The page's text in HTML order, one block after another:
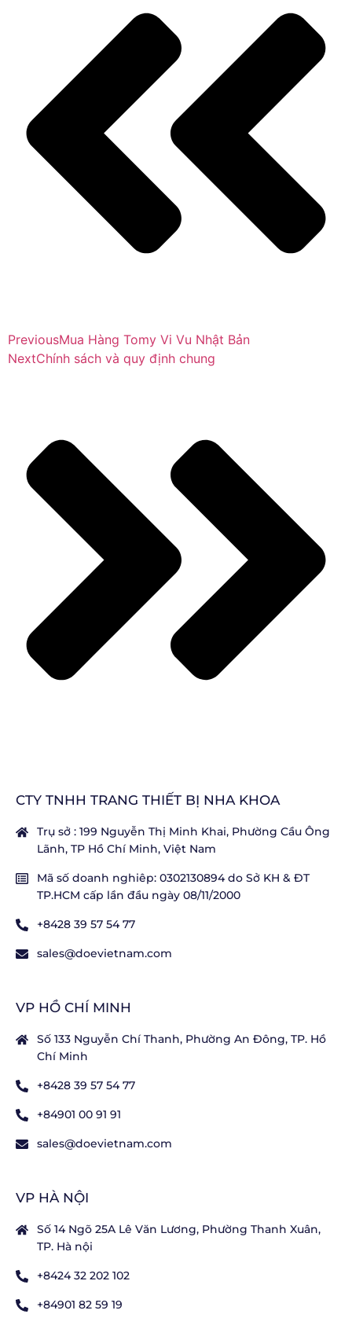
PreviousMua Hàng Tomy Vi Vu Nhật Bản
NextChính sách và quy định chung
CTY TNHH TRANG THIẾT BỊ NHA KHOA
Trụ sở : 199 Nguyễn Thị Minh Khai, Phường Cầu Ông
Lãnh, TP Hồ Chí Minh, Việt Nam
Mã số doanh nghiêp: 0302130894 do Sở KH & ĐT
TP.HCM cấp lần đầu ngày 08/11/2000
+8428 39 57 54 77
sales@doevietnam.com
VP HỒ CHÍ MINH
Số 133 Nguyễn Chí Thanh, Phường An Đông, TP. Hồ
Chí Minh
+8428 39 57 54 77
+84901 00 91 91
sales@doevietnam.com
VP HÀ NỘI
Số 14 Ngõ 25A Lê Văn Lương, Phường Thanh Xuân,
TP. Hà nội
+8424 32 202 102
+84901 82 59 19